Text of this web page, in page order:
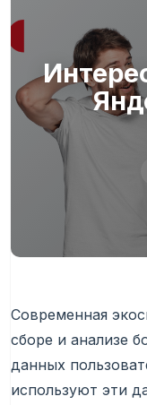
Современная
сборе и анализе
данных
используют эти